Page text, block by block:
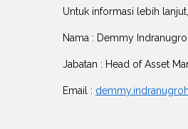
Untuk informasi lebih
Nama : Demmy
Jabatan : Head of Asset
Email :